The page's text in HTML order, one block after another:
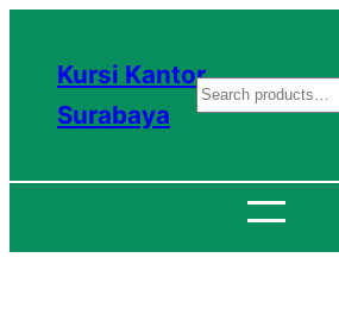
konten
Kursi Kantor
Surabaya
S
a
c